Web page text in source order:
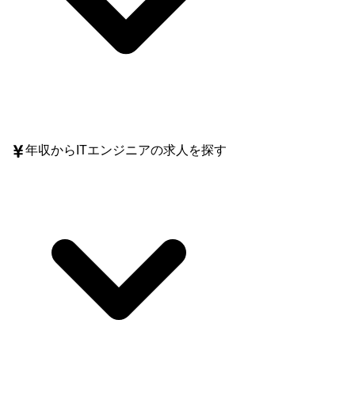
年収からITエンジニアの求人を探す